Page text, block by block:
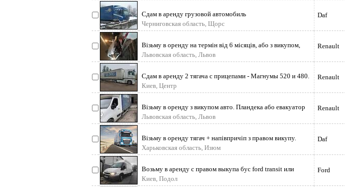
Сдам в аренду грузовой автомобиль
Черниговская область, Щорс
Daf
Візьму в оренду на термін від 6 місяців, або з викупом,
пландеку або евакуатор,
Львовская область, Львов
Renault
Сдам в аренду 2 тягача с прицепами - Магнумы 520 и 480.
Состояние хорошее - пол
Киев, Центр
Renault
Візьму в оренду з викупом авто. Пландека або евакуатор
Львовская область, Львов
Renault
Візьму в оренду тягач + напівпричіп з правом викупу.
Харьковская область, Изюм
Daf
Возьму в аренду с правом выкупа бус ford transit или
mercedes sprinter от 2003 г
Киев, Подол
Ford